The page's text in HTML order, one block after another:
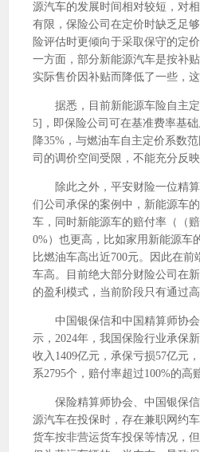
源汽车的发展时间相对较短，对
有限，保险公司在定价时缺乏足
险评估时更倾向于采取保守的定
一方面，部分新能源汽车是按补
实际售价因补贴而降低了一些，
据悉，目前新能源车险自主定
5]，即保险公司可在基准费率基
降35%，与燃油车自主定价系数
司的调价空间受限，不能充分反
除此之外，平安财险一位精算
们公司承保的案例中，新能源车
车，同时新能源车的赔付率（（
0%）也更高，比如家用新能源车
比燃油车高出近700元。因此在
车高。目前绝大部分财险公司在
的盈利模式，当前阶段只有通过
中国银保信和中国精算师协会
示，2024年，我国保险行业承保
收入1409亿元，承保亏损57亿元
系2795个，赔付率超过100%的高
保险精算师协会、中国银保信
源汽车在投保时，存在兼职网约
货车按非营运货车投保等情况，